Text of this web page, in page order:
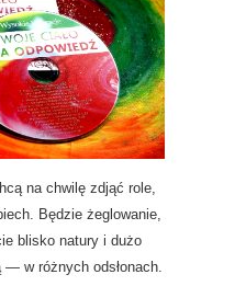
na chwilę zdjąć role,
Będzie żeglowanie,
blisko natury i dużo
w różnych odsłonach.